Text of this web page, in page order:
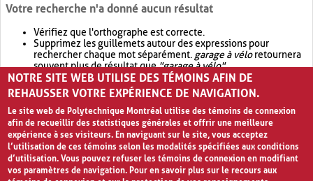
Votre recherche n'a donné aucun résultat
Vérifiez que l'orthographe est correcte.
Supprimez les guillemets autour des expressions pour
rechercher chaque mot séparément. garage à véloretournera
souvent plus de résultat que"garage à vélo".
Envisagez d'élargir votre recherche avec OR.garage OR vélo
retournera souvent plus de résultat quegarage à vélo
NOTRE SITE WEB UTILISE DES TÉMOINS AFIN DE
REHAUSSER VOTRE EXPÉRIENCE DE NAVIGATION.
Le site web de Polytechnique Montréal utilise des témoins de connexion
afin de recueillir des statistiques générales et offrir une meilleure
expérience à ses visiteurs. En naviguant sur le site, vous acceptez
l’utilisation de ces témoins selon les modalités spécifiées aux conditions
d’utilisation. Vous pouvez refuser les témoins de connexion en modifiant
vos paramètres de navigation. Pour en savoir plus sur le recours aux